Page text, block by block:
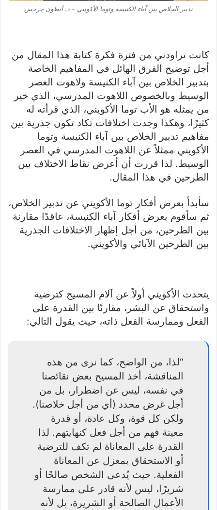
تدبير الخلاص بين آباء الكنيسة وتوما الأكويني – د. أنطون جرجس
كانت تراودني من فترة فكرة كتابة هذا المقال من
أجل توضيح الفرق الهائل في المفاهيم الخاصة
بتدبير الخلاص بين آباء الكنيسة ولاهوت العصر
الوسيط وبالخصوص اللاهوت المدرسي، الذي خير
من يمثله هو الأب توما الأكويني، الذي قرأته له
كثيرًا، وهكذا وجدت اختلافات تكاد تكون جذرية بين
مفاهيم تدبير الخلاص بين آباء الكنيسة وتوما
الأكويني ممثلاً عن اللاهوت المدرسي في العصر
الوسيط. لذا قررت أن أعرض نقاط الاختلاف بين
الطرحين في هذا المقال.
سأبدأ بعرض أفكار توما الأكويني عن تدبير الخلاص،
ثم سأقوم بعرض أفكار آباء الكنيسة، عاقدًا مقارنة
بين الطرحين، من أجل إظهار الاختلافات الجذرية
بين الطرحين الآبائي والأكويني.
يتحدث الأكويني أولاً عن آلام المسيح كترضية
واستحقاق عن البشر، مقارنًا بين القدرة على
الفعل وممارسة الفعل ذاته، حيث يقول التالي:
“لذا، من الواضح، كما نرى من هذه
المناقشة، أخذ المسيح بعض نقائصنا
في نفسه، ليس عن اضطرار، بل من
أجل غرض محدد (أي من أجل خلاصنا).
ولكن كل قوة، وكل عادة، أو قدرة
معينة فهم من أجل فعل كنهايتهم. لذا
القدرة على المعاناة لم تكف للترضية
أو الاستحقاق بمعزل عن المعاناة
الفعلية. حيث يُدعى الشخص صالحًا أو
شريرًا، ليس لأنه قادر على ممارسة
الأعمال الصالحة أو الشريرة، بل لأنه